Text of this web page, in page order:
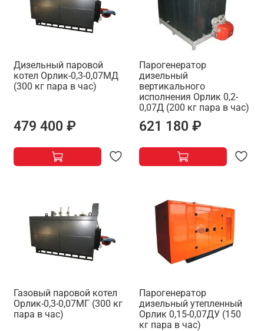
Дизельный паровой
котел Орлик-0,3-0,07МД
(300 кг пара в час)
479 400 ₽
Парогенератор
дизельный
вертикального
исполнения Орлик 0,2-
0,07Д (200 кг пара в час)
621 180 ₽
Газовый паровой котел
Орлик-0,3-0,07МГ (300 кг
пара в час)
Парогенератор
дизельный утепленный
Орлик 0,15-0,07ДУ (150
кг пара в час)